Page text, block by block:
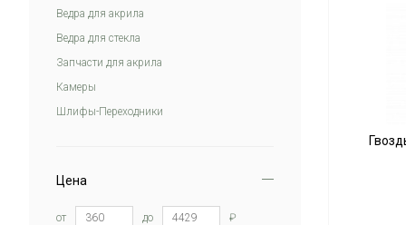
Ведра для акрила
Ведра для стекла
Запчасти для акрила
Камеры
Шлифы-Переходники
Цена
от до ₽